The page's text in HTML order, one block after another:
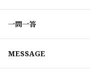
一問一答
MESSAGE